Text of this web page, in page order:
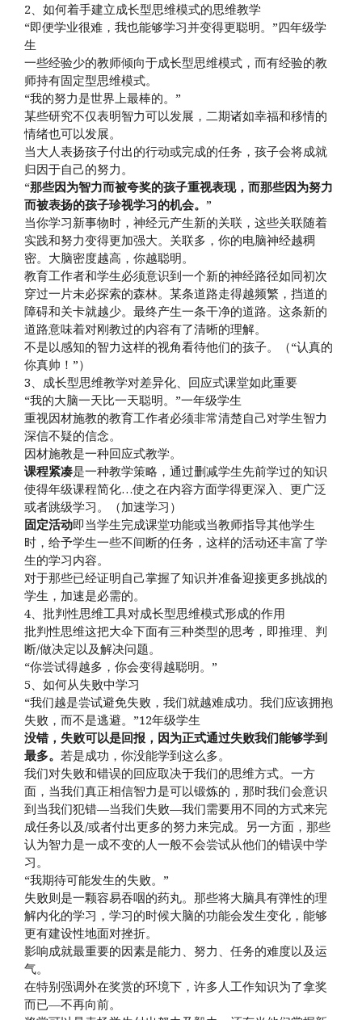
2、如何着手建立成长型思维模式的思维教学
“即便学业很难，我也能够学习并变得更聪明。”四年级学
生
一些经验少的教师倾向于成长型思维模式，而有经验的教
师持有固定型思维模式。
“我的努力是世界上最棒的。”
某些研究不仅表明智力可以发展，二期诸如幸福和移情的
情绪也可以发展。
当大人表扬孩子付出的行动或完成的任务，孩子会将成就
归因于自己的努力。
“那些因为智力而被夸奖的孩子重视表现，而那些因为努力
而被表扬的孩子珍视学习的机会。 ”
当你学习新事物时，神经元产生新的关联，这些关联随着
实践和努力变得更加强大。关联多，你的电脑神经越稠
密。大脑密度越高，你越聪明。
教育工作者和学生必须意识到一个新的神经路径如同初次
穿过一片未必探索的森林。某条道路走得越频繁，挡道的
障碍和关卡就越少。最终产生一条干净的道路。这条新的
道路意味着对刚教过的内容有了清晰的理解。
不是以感知的智力这样的视角看待他们的孩子。（“认真的
你真帅！”）
3、成长型思维教学对差异化、回应式课堂如此重要
“我的大脑一天比一天聪明。”一年级学生
重视因材施教的教育工作者必须非常清楚自己对学生智力
深信不疑的信念。
因材施教是一种回应式教学。
课程紧凑是一种教学策略，通过删减学生先前学过的知识
使得年级课程简化…使之在内容方面学得更深入、更广泛
或者跳级学习。（加速学习）
固定活动即当学生完成课堂功能或当教师指导其他学生
时，给予学生一些不间断的任务，这样的活动还丰富了学
生的学习内容。
对于那些已经证明自己掌握了知识并准备迎接更多挑战的
学生，加速是必需的。
4、批判性思维工具对成长型思维模式形成的作用
批判性思维这把大伞下面有三种类型的思考，即推理、判
断/做决定以及解决问题。
“你尝试得越多，你会变得越聪明。”
5、如何从失败中学习
“我们越是尝试避免失败，我们就越难成功。我们应该拥抱
失败，而不是逃避。”12年级学生
没错，失败可以是回报，因为正式通过失败我们能够学到
最多。 若是成功，你没能学到这么多。
我们对失败和错误的回应取决于我们的思维方式。一方
面，当我们真正相信智力是可以锻炼的，那时我们会意识
到当我们犯错—当我们失败—我们需要用不同的方式来完
成任务以及/或者付出更多的努力来完成。另一方面，那些
认为智力是一成不变的人一般不会尝试从他们的错误中学
习。
“我期待可能发生的失败。”
失败则是一颗容易吞咽的药丸。那些将大脑具有弹性的理
解内化的学习，学习的时候大脑的功能会发生变化，能够
更有建设性地面对挫折。
影响成就最重要的因素是能力、努力、任务的难度以及运
气。
在特别强调外在奖赏的环境下，许多人工作知识为了拿奖
而已—不再向前。